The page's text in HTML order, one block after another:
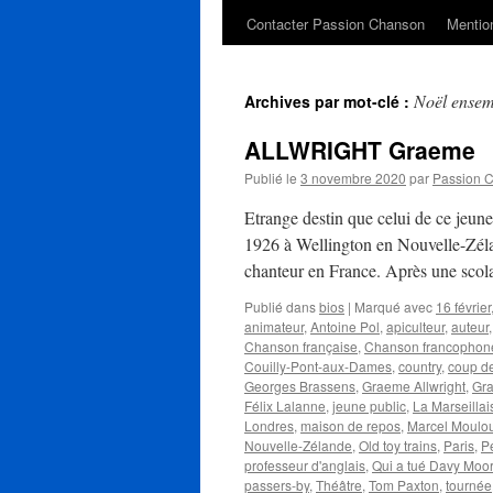
Contacter Passion Chanson
Archives par mot-clé : Noël
ALLWRIGHT Graeme
Publié le 3 novembre 2020 par Passion
Etrange destin que celui de ce
1926 à Wellington en Nouvelle-
chanteur en France. Après une
Publié dansbios | Marqué avec 16 février,
animateur, Antoine Pol, apiculteur, auteur,
Chanson française, Chanson
Couilly-Pont-aux-Dames, country, coup
Georges Brassens, Graeme Allwright,
Félix Lalanne, jeune public, La
Londres, maison de repos, Marcel
Nouvelle-Zélande, Old toy trains, Paris,
professeur d'anglais, Qui a tué Davy
passers-by, Théâtre, Tom Paxton, tournée